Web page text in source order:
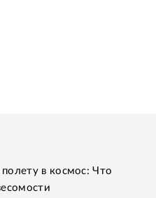
в космос: Что